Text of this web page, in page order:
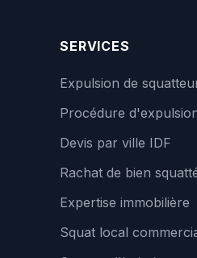
SERVICES
Expulsion de
Procédure
Devis par ville IDF
Rachat de bien
Expertise immobilière
Squat local